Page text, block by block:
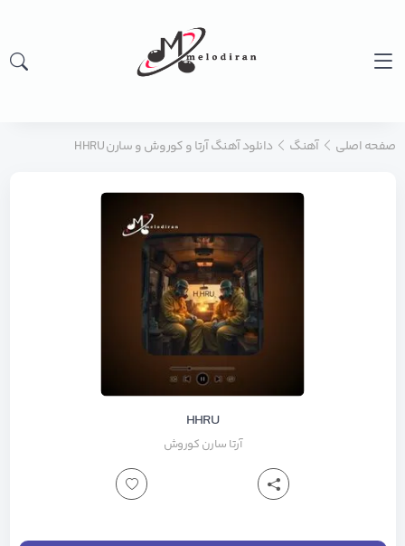
صفحه اصلی آهنگ دانلود آهنگ آرتا و کوروش و سارن HHRU
HHRU
آرتا سارن کوروش